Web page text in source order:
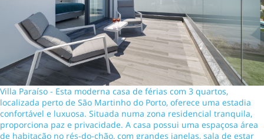
Villa Paraíso - Esta moderna casa de férias com 3 quartos,
localizada perto de São Martinho do Porto, oferece uma estadia
confortável e luxuosa. Situada numa zona residencial tranquila,
proporciona paz e privacidade. A casa possui uma espaçosa área
de habitação no rés-do-chão, com grandes janelas, sala de estar